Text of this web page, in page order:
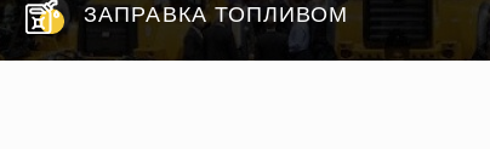
ЗАПРАВКА ТОПЛИВОМ